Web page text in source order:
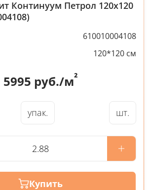
Континуум Петрол 120x120
610010004108
120*120 см
5995 руб./м²
упак. шт.
Купить